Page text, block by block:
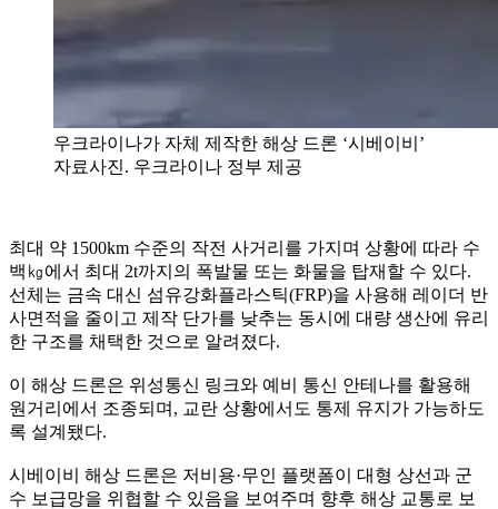
우크라이나가 자체 제작한 해상 드론 ‘시베이비’
자료사진. 우크라이나 정부 제공
최대 약 1500km 수준의 작전 사거리를 가지며 상황에 따라 수
백㎏에서 최대 2t까지의 폭발물 또는 화물을 탑재할 수 있다.
선체는 금속 대신 섬유강화플라스틱(FRP)을 사용해 레이더 반
사면적을 줄이고 제작 단가를 낮추는 동시에 대량 생산에 유리
한 구조를 채택한 것으로 알려졌다.
이 해상 드론은 위성통신 링크와 예비 통신 안테나를 활용해
원거리에서 조종되며, 교란 상황에서도 통제 유지가 가능하도
록 설계됐다.
시베이비 해상 드론은 저비용·무인 플랫폼이 대형 상선과 군
수 보급망을 위협할 수 있음을 보여주며 향후 해상 교통로 보